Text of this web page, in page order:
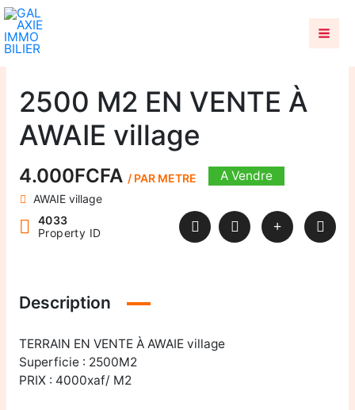
Aller
contenu
2500 M2 EN VENTE À
AWAIE village
4.000FCFA / PAR METRE A Vendre
AWAIE village
4033
Property ID
Description
TERRAIN EN VENTE À AWAIE village
Superficie : 2500M2
PRIX : 4000xaf/ M2